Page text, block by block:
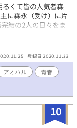
るくて皆の人気者森
に森永（受け）に片
結の2人の日々をま
じれもだもだ。 ※え
います。 ※ゆるーく
合いください。
登録日 2020.11.23
アオハル
青春
10